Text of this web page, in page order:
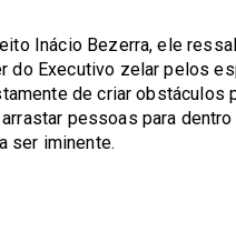
Inácio Bezerra, ele
do Executivo zelar pelos
de criar obstáculos
pessoas para
ser iminente.